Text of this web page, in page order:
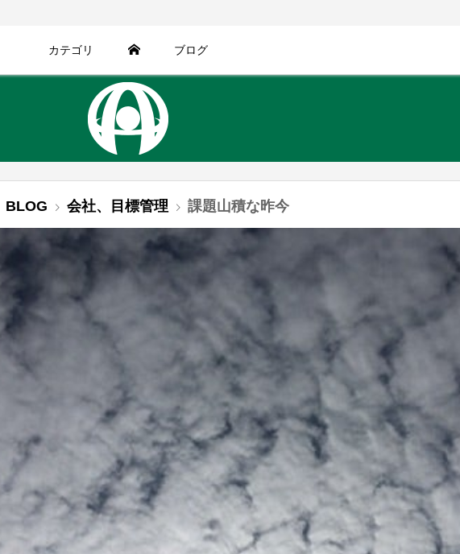
カテゴリ ブログ
BLOG 会社、目標管理 課題山積な昨今